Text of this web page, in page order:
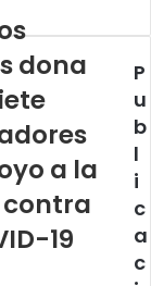
dona
a la
19
P
u
b
l
i
c
a
c